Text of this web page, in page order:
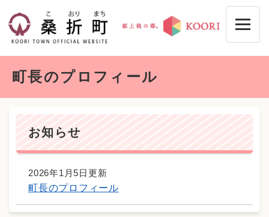
先
町長のプロフィール
お知らせ
2026年1月5日更新
町長のプロフィール